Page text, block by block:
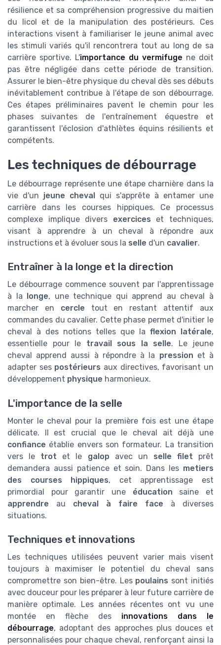
résilience et sa compréhension progressive du maitien
du licol et de la manipulation des postérieurs. Ces
interactions visent à familiariser le jeune animal avec
les stimuli variés qu'il rencontrera tout au long de sa
carrière sportive. L'importance du vermifuge ne doit
pas être négligée dans cette période de transition.
Assurer le bien-être physique du cheval dès ses débuts
inévitablement contribue à l'étape de son débourrage.
Ces étapes préliminaires pavent le chemin pour les
phases suivantes de l'entraînement équestre et
garantissent l'éclosion d'athlètes équins résilients et
compétents.
Les techniques de débourrage
Le débourrage représente une étape charnière dans la
vie d'un jeune cheval qui s'apprête à entamer une
carrière dans les courses hippiques. Ce processus
complexe implique divers exercices et techniques,
visant à apprendre à un cheval à répondre aux
instructions et à évoluer sous la selle d'un cavalier.
Entraîner à la longe et la direction
Le débourrage commence souvent par l'apprentissage
à la
longe, une technique qui apprend au cheval à
marcher en cercle tout en restant attentif aux
commandes du cavalier. Cette phase permet d'initier le
cheval à des notions telles que la flexion latérale,
essentielle pour le travail sous la selle. Le jeune
cheval apprend aussi à répondre à la pression et à
adapter ses postérieurs aux directives, favorisant un
développement physique harmonieux.
L'importance de la selle
Monter le cheval pour la première fois est une étape
délicate. Il est crucial que le cheval ait déjà une
confiance établie envers son formateur. La transition
vers le trot et le galop avec un selle filet prêt
demandera aussi patience et soin. Dans les metiers
des courses hippiques, cet apprentissage est
primordial pour garantir une éducation saine et
apprendre au cheval à faire face à diverses
situations.
Techniques et innovations
Les techniques utilisées peuvent varier mais visent
toujours à maximiser le potentiel du cheval sans
compromettre son bien-être. Les poulains sont initiés
avec douceur pour les préparer à leur future carrière de
manière optimale. Les années récentes ont vu une
montée en flèche des innovations dans le
débourrage, adoptant des approches plus douces et
personnalisées pour chaque cheval, renforçant ainsi la